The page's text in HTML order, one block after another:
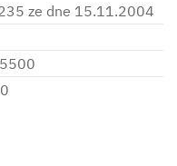
ze dne 15.11.2004